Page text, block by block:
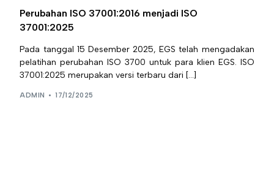
Perubahan ISO 37001:2016 menjadi ISO
37001:2025
Pada tanggal 15 Desember 2025, EGS telah mengadakan
pelatihan perubahan ISO 3700 untuk para klien EGS. ISO
37001:2025 merupakan versi terbaru dari […]
ADMIN 17/12/2025